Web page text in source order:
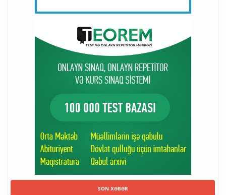
SON XƏBƏR